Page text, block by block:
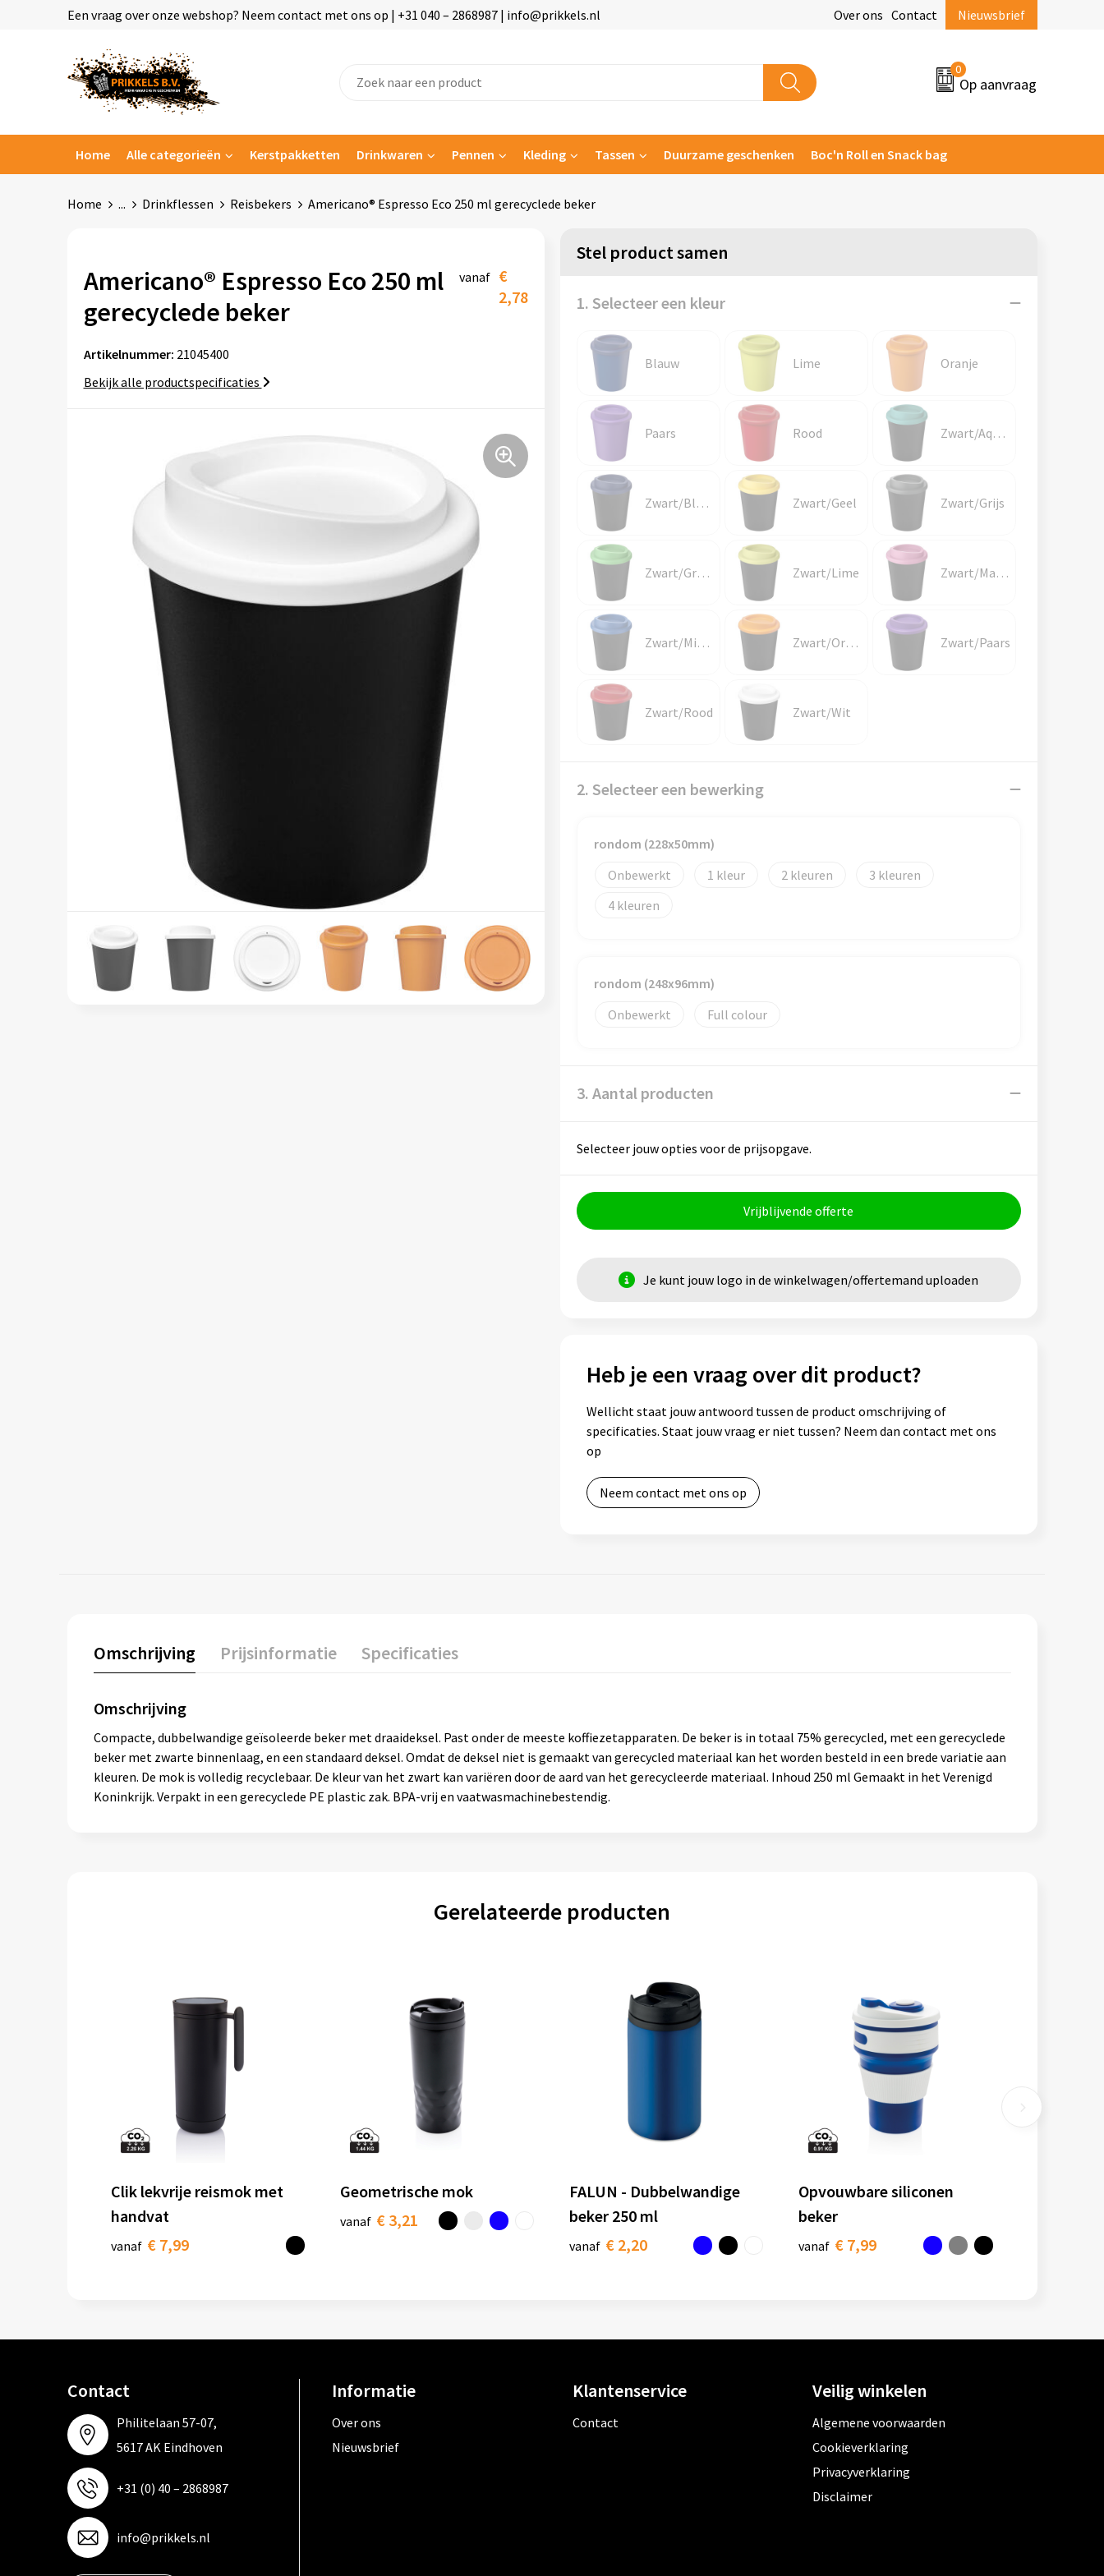
Een vraag over onze webshop? Neem contact met ons op | +31 040 – 2868987 | info@prikkels.nl Over ons Contact Nieuwsbrief
0
Op aanvraag
Home Alle categorieën Kerstpakketten Drinkwaren Pennen Kleding Tassen Duurzame geschenken Boc'n Roll en Snack bag
Home ... Drinkflessen Reisbekers Americano® Espresso Eco 250 ml gerecyclede beker
Americano® Espresso Eco 250 ml
gerecyclede beker
vanaf €
2,78
Artikelnummer: 21045400
Bekijk alle productspecificaties
Stel product samen
1. Selecteer een kleur
Blauw Lime Oranje
Paars Rood Zwart/Aquablauw
Zwart/Blauw Zwart/Geel Zwart/Grijs
Zwart/Groen Zwart/Lime Zwart/Magenta
Zwart/Middenblauw Zwart/Oranje Zwart/Paars
Zwart/Rood Zwart/Wit
2. Selecteer een bewerking
rondom (228x50mm)
Onbewerkt
1 2
3
4
rondom (248x96mm)
Onbewerkt
Full colour
3. Aantal producten
Selecteer jouw opties voor de prijsopgave.
Vrijblijvende offerte
Je kunt jouw logo in de winkelwagen/offertemand uploaden
Heb je een vraag over dit product?
Wellicht staat jouw antwoord tussen de product omschrijving of
specificaties. Staat jouw vraag er niet tussen? Neem dan contact met ons
op
Neem contact met ons op
Omschrijving Prijsinformatie Specificaties
Omschrijving
Compacte, dubbelwandige geïsoleerde beker met draaideksel. Past onder de meeste koffiezetapparaten. De beker is in totaal 75% gerecycled, met een gerecyclede
beker met zwarte binnenlaag, en een standaard deksel. Omdat de deksel niet is gemaakt van gerecycled materiaal kan het worden besteld in een brede variatie aan
kleuren. De mok is volledig recyclebaar. De kleur van het zwart kan variëren door de aard van het gerecycleerde materiaal. Inhoud 250 ml Gemaakt in het Verenigd
Koninkrijk. Verpakt in een gerecyclede PE plastic zak. BPA-vrij en vaatwasmachinebestendig.
Gerelateerde producten
Clik lekvrije reismok met
handvat
vanaf € 7,99
Geometrische mok
vanaf € 3,21
FALUN - Dubbelwandige
beker 250 ml
vanaf € 2,20
Opvouwbare siliconen
beker
vanaf € 7,99
Contact
Philitelaan 57-07,
5617 AK Eindhoven
+31 (0) 40 – 2868987
info@prikkels.nl
Informatie
Over ons
Nieuwsbrief
Klantenservice
Contact
Veilig winkelen
Algemene voorwaarden
Cookieverklaring
Privacyverklaring
Disclaimer